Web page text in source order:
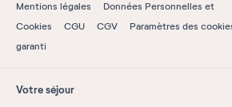
Mentions légales
Données Personnelles et
Cookies
CGU CGV Paramètres des
garanti
Votre séjour